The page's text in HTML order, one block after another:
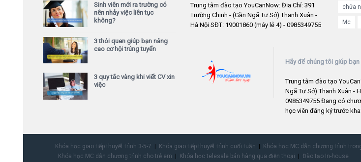
Sinh viên mới ra trường có
nên nhảy việc liên tục
không?
3 thói quen giúp bạn nâng
cao cơ hội trúng tuyển
3 quy tắc vàng khi viết CV xin
việc
Trung tâm đào tạo YouCanNow: Địa Chỉ: 391
Trường Chinh - (Gần Ngã Tư Sở) Thanh Xuân -
Hà Nội SĐT: 19001860 (máy lẻ 4) - 0985349755
chữa
Mc
Hãy để chúng tôi giúp
Trung tâm đào tạo
Ngã Tư Sở) Thanh Xuân -
0985349755 Đang có
học viên đăng ký trước
Khóa học giao tiếp thuyết trình 3-5-7 Khóa giao tiếp thuyết trình cuối tuần Khóa học MC dẫn chương trình
Khóa học MC dẫn chương trình cho trẻ em
Khóa học telesale bán hàng qua điện thoại Đào tạo In-house